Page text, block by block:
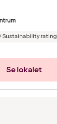
Sustainability rating
Se lokalet